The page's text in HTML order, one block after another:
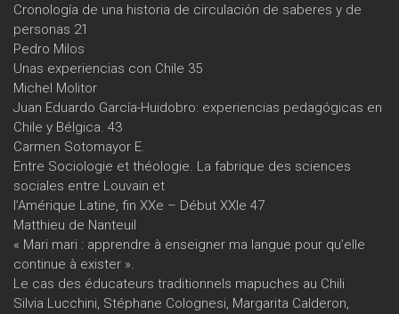
Cronología de una historia de circulación de saberes y de
personas 21
Pedro Milos
Unas experiencias con Chile 35
Michel Molitor
Juan Eduardo García-Huidobro: experiencias pedagógicas en
Chile y Bélgica. 43
Carmen Sotomayor E.
Entre Sociologie et théologie. La fabrique des sciences
sociales entre Louvain et
l’Amérique Latine, fin XXe – Début XXIe 47
Matthieu de Nanteuil
« Mari mari : apprendre à enseigner ma langue pour qu’elle
continue à exister ».
Le cas des éducateurs traditionnels mapuches au Chili
Silvia Lucchini, Stéphane Colognesi, Margarita Calderon,